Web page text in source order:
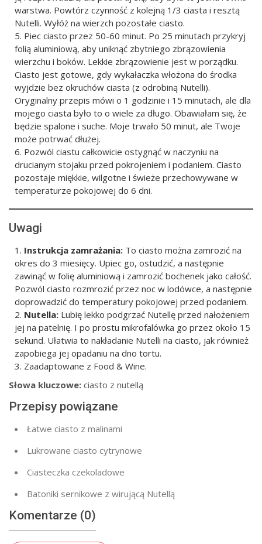
warstwa. Powtórz czynność z kolejną 1/3 ciasta i resztą
Nutelli. Wyłóż na wierzch pozostałe ciasto.
Piec ciasto przez 50-60 minut. Po 25 minutach przykryj
folią aluminiową, aby uniknąć zbytniego zbrązowienia
wierzchu i boków. Lekkie zbrązowienie jest w porządku.
Ciasto jest gotowe, gdy wykałaczka włożona do środka
wyjdzie bez okruchów ciasta (z odrobiną Nutelli).
Oryginalny przepis mówi o 1 godzinie i 15 minutach, ale dla
mojego ciasta było to o wiele za długo. Obawiałam się, że
będzie spalone i suche. Moje trwało 50 minut, ale Twoje
może potrwać dłużej.
Pozwól ciastu całkowicie ostygnąć w naczyniu na
drucianym stojaku przed pokrojeniem i podaniem. Ciasto
pozostaje miękkie, wilgotne i świeże przechowywane w
temperaturze pokojowej do 6 dni.
Uwagi
Instrukcja zamrażania: To ciasto można zamrozić na
okres do 3 miesięcy. Upiec go, ostudzić, a następnie
zawinąć w folię aluminiową i zamrozić bochenek jako całość.
Pozwól ciasto rozmrozić przez noc w lodówce, a następnie
doprowadzić do temperatury pokojowej przed podaniem.
Nutella: Lubię lekko podgrzać Nutellę przed nałożeniem
jej na patelnię. I po prostu mikrofalówka go przez około 15
sekund. Ułatwia to nakładanie Nutelli na ciasto, jak również
zapobiega jej opadaniu na dno tortu.
Zaadaptowane z Food & Wine.
Słowa kluczowe: ciasto z nutellą
Przepisy powiązane
Łatwe ciasto z malinami
Lukrowane ciasto cytrynowe
Ciasteczka czekoladowe
Batoniki sernikowe z wirującą Nutellą
Komentarze (0)